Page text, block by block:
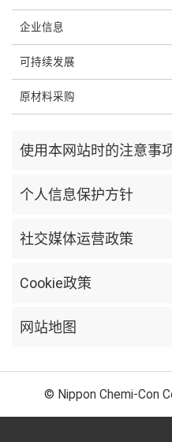
企业信息
可持续发展
原材料采购
使用本网站时的注意事
个人信息保护方针
社交媒体运营政策
Cookie政策
网站地图
© Nippon Chemi-Con